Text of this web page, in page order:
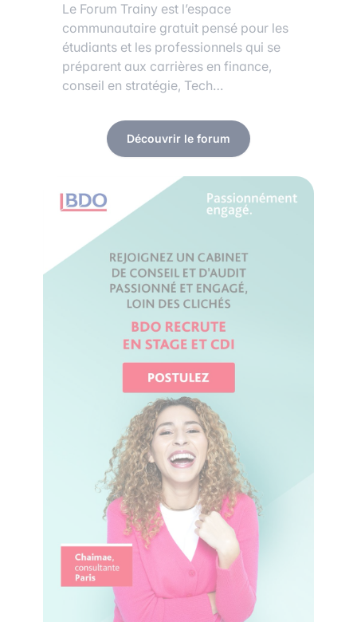
Le Forum Trainy est l’espace
communautaire gratuit pensé pour les
étudiants et les professionnels qui se
préparent aux carrières en finance,
conseil en stratégie, Tech…
Découvrir le forum